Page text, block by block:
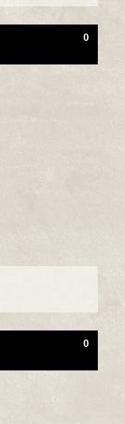
0
0